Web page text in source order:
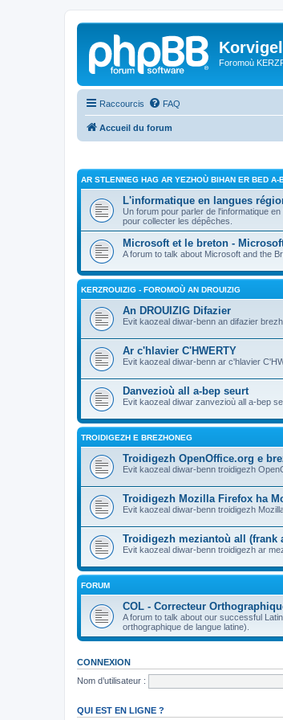
Foromoù
Raccourcis FAQ
Accueil du forum
AR STLENNEG HAG AR YEZHOÙ BIHAN ER BED A-
L'informatique en langues
Un forum pour parler de l'informatique
pour collecter les dépêches.
Microsoft et le breton -
A forum to talk about Microsoft and the
KERZROUIZIG - FOROMOÙ AN DROUIZIG
An DROUIZIG Difazier
Evit kaozeal diwar-benn an difazier
Ar c'hlavier C'HWERTY
Evit kaozeal diwar-benn ar c'hlavier
Danvezioù all a-bep seurt
Evit kaozeal diwar zanvezioù all a-bep
TROIDIGEZH E BREZHONEG
Troidigezh OpenOffice.org e
Evit kaozeal diwar-benn troidigezh
Troidigezh Mozilla Firefox ha
Evit kaozeal diwar-benn troidigezh
Troidigezh meziantoù all (frank
Evit kaozeal diwar-benn troidigezh ar
FORUM
COL - Correcteur
A forum to talk about our successful
orthographique de langue latine).
CONNEXION
Nom d’utilisateur :
QUI EST EN LIGNE ?